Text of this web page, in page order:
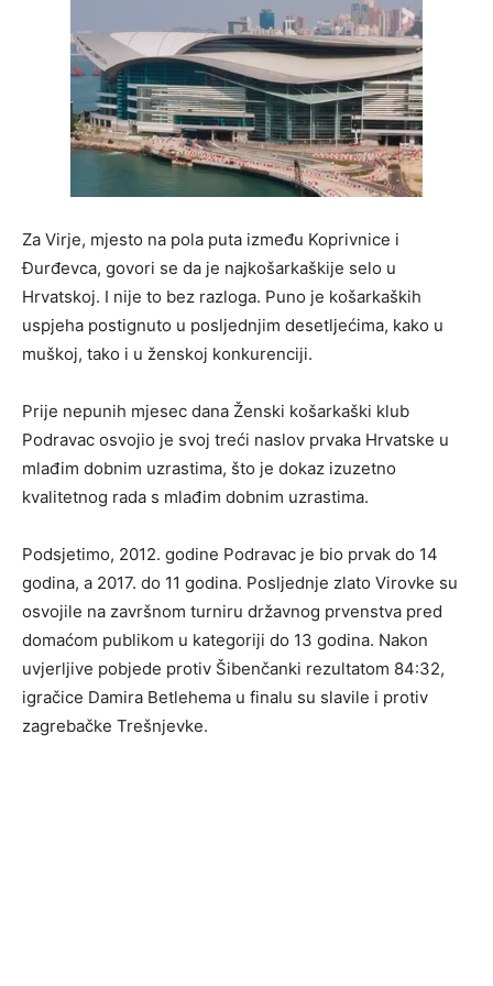
Za Virje, mjesto na pola puta između Koprivnice i
Đurđevca, govori se da je najkošarkaškije selo u
Hrvatskoj. I nije to bez razloga. Puno je košarkaških
uspjeha postignuto u posljednjim desetljećima, kako u
muškoj, tako i u ženskoj konkurenciji.
Prije nepunih mjesec dana Ženski košarkaški klub
Podravac osvojio je svoj treći naslov prvaka Hrvatske u
mlađim dobnim uzrastima, što je dokaz izuzetno
kvalitetnog rada s mlađim dobnim uzrastima.
Podsjetimo, 2012. godine Podravac je bio prvak do 14
godina, a 2017. do 11 godina. Posljednje zlato Virovke su
osvojile na završnom turniru državnog prvenstva pred
domaćom publikom u kategoriji do 13 godina. Nakon
uvjerljive pobjede protiv Šibenčanki rezultatom 84:32,
igračice Damira Betlehema u finalu su slavile i protiv
zagrebačke Trešnjevke.